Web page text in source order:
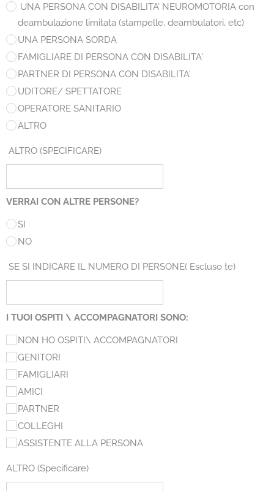
UNA PERSONA CON DISABILITA’ NEUROMOTORIA con
deambulazione limitata (stampelle, deambulatori, etc)
UNA PERSONA SORDA
FAMIGLIARE DI PERSONA CON DISABILITA'
PARTNER DI PERSONA CON DISABILITA'
UDITORE/ SPETTATORE
OPERATORE SANITARIO
ALTRO
ALTRO (SPECIFICARE)
VERRAI CON ALTRE PERSONE?
SI
NO
SE SI INDICARE IL NUMERO DI PERSONE( Escluso te)
I TUOI OSPITI \ ACCOMPAGNATORI SONO:
NON HO OSPITI\ ACCOMPAGNATORI
GENITORI
FAMIGLIARI
AMICI
PARTNER
COLLEGHI
ASSISTENTE ALLA PERSONA
ALTRO (Specificare)